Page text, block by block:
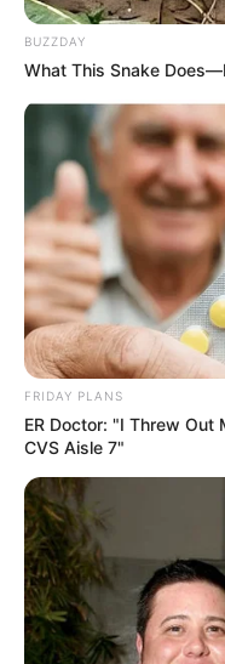
BUZZDAY
What This Snake
FRIDAY PLANS
ER Doctor: "I Threw Out
CVS Aisle 7"